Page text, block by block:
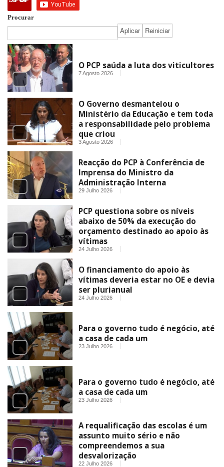
Procurar
O PCP saúda a luta dos viticultores
7 Agosto 2026
O Governo desmantelou o
Ministério da Educação e tem toda
a responsabilidade pelo problema
que criou
3 Agosto 2026
Reacção do PCP à Conferência de
Imprensa do Ministro da
Administração Interna
29 Julho 2026
PCP questiona sobre os níveis
abaixo de 50% da execução do
orçamento destinado ao apoio às
vítimas
24 Julho 2026
O financiamento do apoio às
vítimas deveria estar no OE e devia
ser plurianual
24 Julho 2026
Para o governo tudo é negócio, até
a casa de cada um
23 Julho 2026
Para o governo tudo é negócio, até
a casa de cada um
23 Julho 2026
A requalificação das escolas é um
assunto muito sério e não
compreendemos a sua
desvalorização
22 Julho 2026